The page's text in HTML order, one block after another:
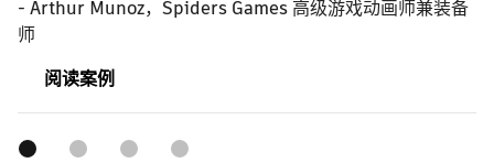
- Arthur Munoz，Spiders Games 高级游戏动画师兼装备
师
阅读案例